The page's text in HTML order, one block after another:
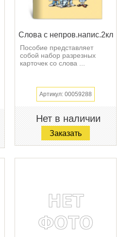
Слова с непров.напис.2кл
Пособие представляет
собой набор разрезных
карточек со слова ...
Артикул: 00059288
Нет в наличии
Заказать